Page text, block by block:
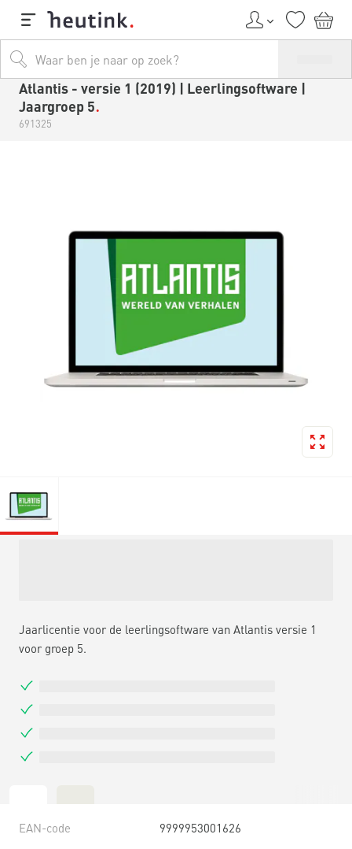
Atlantis - versie 1 (2019) | Leerlingsoftware |
Jaargroep 5
691325
Jaarlicentie voor de leerlingsoftware van Atlantis versie 1
voor groep 5.
EAN-code 9999953001626